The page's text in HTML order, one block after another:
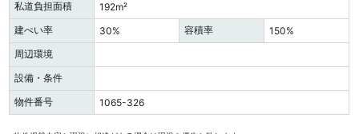
私道負担面積
192m²
建ぺい率
30% 容積率
150%
周辺環境
設備・条件
物件番号
1065-326